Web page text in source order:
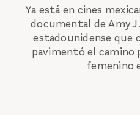
Ya está en cines
documental de Amy
estadounidense que
pavimentó el camino
femenino